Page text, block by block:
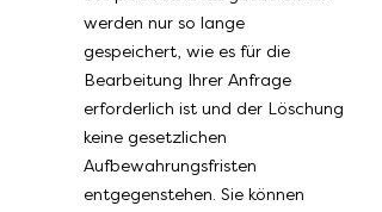
werden nur so lange
gespeichert, wie es für die
Bearbeitung Ihrer Anfrage
erforderlich ist und der Löschung
keine gesetzlichen
Aufbewahrungsfristen
entgegenstehen. Sie können